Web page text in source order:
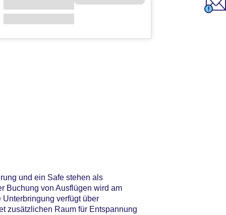
und ein Safe stehen als
Buchung von Ausflügen wird am
verfügt über
zusätzlichen Raum für Entspannung